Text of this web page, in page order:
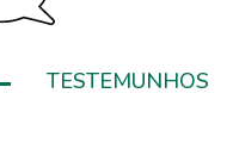
TESTEMUNHOS